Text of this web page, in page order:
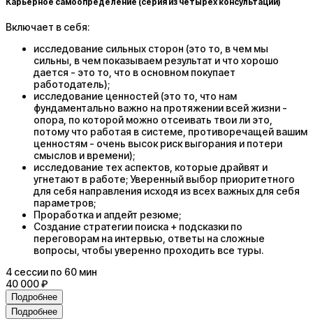
Карьерное самоопределение (серия из четырех консультаций)
Включает в себя:
исследование сильных сторон (это то, в чем мы
сильны, в чем показываем результат и что хорошо
дается - это то, что в основном покупает
работодатель);
исследование ценностей (это то, что нам
фундаментально важно на протяжении всей жизни -
опора, по которой можно отсеивать твои ли это,
потому что работая в системе, противоречащей вашим
ценностям - очень высок риск выгорания и потери
смыслов и времени);
исследование тех аспектов, которые драйвят и
угнетают в работе; Уверенный выбор приоритетного
для себя направления исходя из всех важных для себя
параметров;
Проработка и апдейт резюме;
Создание стратегии поиска + подсказки по
переговорам на интервью, ответы на сложные
вопросы, чтобы уверенно проходить все туры.
4 сессии по 60 мин
40 000 ₽
Подробнее
Подробнее